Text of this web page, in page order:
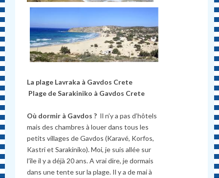
La plage Lavraka à Gavdos Crete
Plage de Sarakiniko à Gavdos Crete
Où dormir à Gavdos ? Il n’y a pas d’hôtels
mais des chambres à louer dans tous les
petits villages de Gavdos (Karavé, Korfos,
Kastri et Sarakiniko). Moi, je suis allée sur
l’île il y a déjà 20 ans. A vrai dire, je dormais
dans une tente sur la plage. Il y a de mai à